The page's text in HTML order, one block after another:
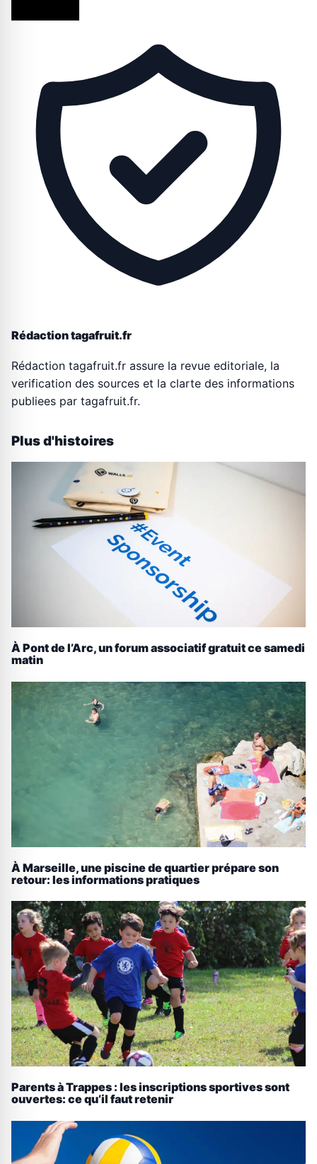
Rédaction tagafruit.fr
Rédaction tagafruit.fr assure la revue editoriale, la
verification des sources et la clarte des informations
publiees par tagafruit.fr.
Plus d'histoires
À Pont de l’Arc, un forum associatif gratuit ce samedi
matin
À Marseille, une piscine de quartier prépare son
retour: les informations pratiques
Parents à Trappes : les inscriptions sportives sont
ouvertes: ce qu’il faut retenir